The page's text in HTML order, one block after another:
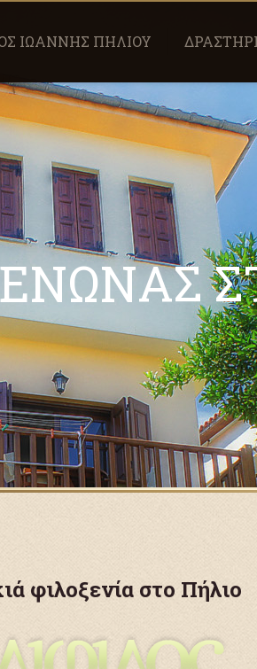
ΙΩΑΝΝΗΣ ΠΗΛΙΟΥ
φιλοξενία στο Πήλιο